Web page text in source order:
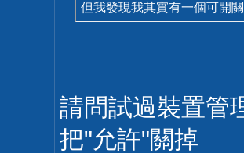
但我發現我其實有一個可開
請問試過裝置管
把"允許"關掉